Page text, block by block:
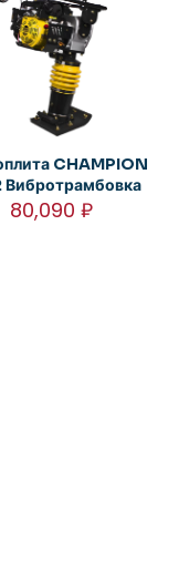
CHAMPION
Вибротрамбовка
80,090 ₽